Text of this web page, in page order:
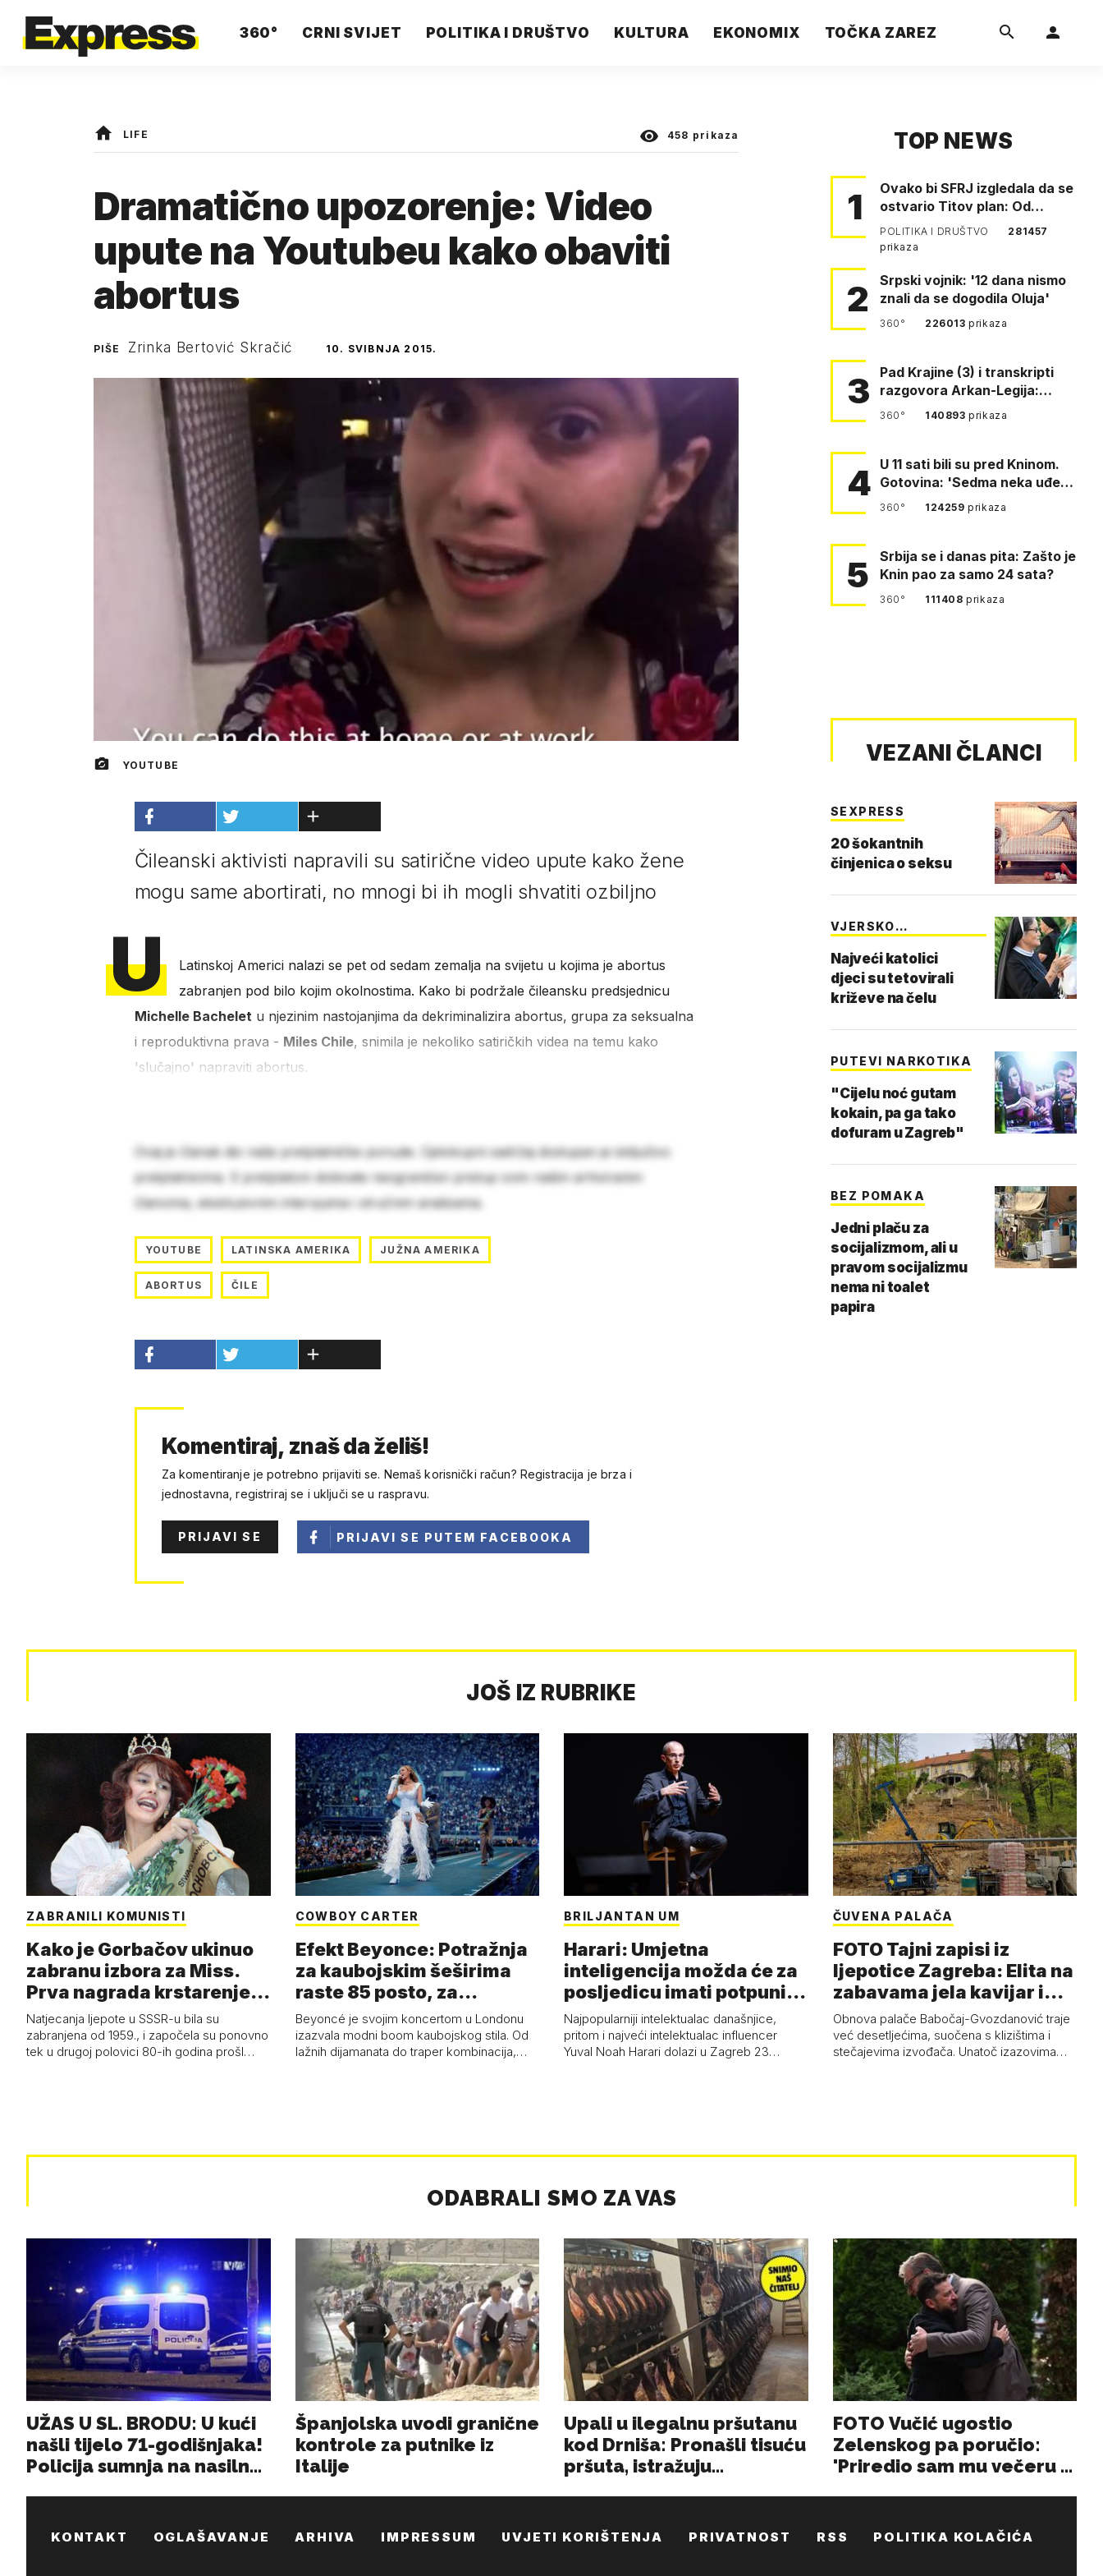
360° CRNI SVIJET POLITIKA I DRUŠTVO KULTURA EKONOMIX TOČKA ZAREZ
LIFE 458 prikaza
Dramatično upozorenje: Video
upute na Youtubeu kako obaviti
abortus
PIŠE Zrinka Bertović Skračić 10. SVIBNJA 2015.
YOUTUBE
Čileanski aktivisti napravili su satirične video upute kako žene
mogu same abortirati, no mnogi bi ih mogli shvatiti ozbiljno
U
Latinskoj Americi nalazi se pet od sedam zemalja na svijetu u kojima je abortus
zabranjen pod bilo kojim okolnostima. Kako bi podržale čileansku predsjednicu
Michelle Bacheletu njezinim nastojanjima da dekriminalizira abortus, grupa za seksualna
i reproduktivna prava - Miles Chile, snimila je nekoliko satiričkih videa na temu kako
'slučajno' napraviti abortus.
Ovaj je članak dio naše pretplatničke ponude. Cjelokupni sadržaj dostupan je isključivo
pretplatnicima. S pretplatom dobivate neograničen pristup svim našim arhiviranim
člancima, ekskluzivnim intervjuima i stručnim analizama.
YOUTUBE LATINSKA AMERIKA JUŽNA AMERIKA
ABORTUS ČILE
Komentiraj, znaš da želiš!
Za komentiranje je potrebno prijaviti se. Nemaš korisnički račun? Registracija je brza i
jednostavna, registriraj se i uključi se u raspravu.
PRIJAVI SE PRIJAVI SE PUTEM FACEBOOKA
TOP NEWS
1
Ovako bi SFRJ izgledala da se
ostvario Titov plan: Od
Klagenfurta do Istanbula!
POLITIKA I DRUŠTVO
281457
prikaza
2
Srpski vojnik: '12 dana nismo
znali da se dogodila Oluja'
360° 226013prikaza
3
Pad Krajine (3) i transkripti
razgovora Arkan-Legija:
'Čujem, prelazite ustašam…
360° 140893prikaza
4 U 11 sati bili su pred Kninom.
Gotovina: 'Sedma neka uđe,
4. gardijska neka g…
360° 124259prikaza
5
Srbija se i danas pita: Zašto je
Knin pao za samo 24 sata?
360° 111408prikaza
VEZANI ČLANCI
SEXPRESS
20 šokantnih
činjenica o seksu
VJERSKO
Najveći katolici
djeci su tetovirali
križeve na čelu
PUTEVI NARKOTIKA
"Cijelu noć gutam
kokain, pa ga tako
dofuram u Zagreb"
BEZ POMAKA
Jedni plaču za
socijalizmom, ali u
pravom socijalizmu
nema ni toalet
papira
JOŠ IZ RUBRIKE
ZABRANILI KOMUNISTI
Kako je Gorbačov ukinuo
zabranu izbora za Miss.
Prva nagrada krstarenje
Jadran…
Natjecanja ljepote u SSSR-u bila su
zabranjena od 1959., i započela su ponovno
tek u drugoj polovici 80-ih godina prošl…
COWBOY CARTER
Efekt Beyonce: Potražnja
za kaubojskim šeširima
raste 85 posto, za
čizmama 53 p…
Beyoncé je svojim koncertom u Londonu
izazvala modni boom kaubojskog stila. Od
lažnih dijamanata do traper kombinacija,…
BRILJANTAN UM
Harari: Umjetna
inteligencija možda će za
posljedicu imati potpuni
kolaps čovje…
Najpopularniji intelektualac današnjice,
pritom i najveći intelektualac influencer
Yuval Noah Harari dolazi u Zagreb 23…
ČUVENA PALAČA
FOTO Tajni zapisi iz
ljepotice Zagreba: Elita na
zabavama jela kavijar i
pud…
Obnova palače Babočaj-Gvozdanović traje
već desetljećima, suočena s klizištima i
stečajevima izvođača. Unatoč izazovima…
KONTAKT OGLAŠAVANJE ARHIVA IMPRESSUM UVJETI KORIŠTENJA PRIVATNOST RSS POLITIKA KOLAČIĆA